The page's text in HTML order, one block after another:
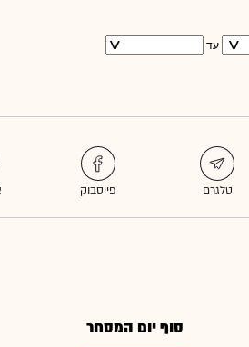
עד
סוף יום המסחר